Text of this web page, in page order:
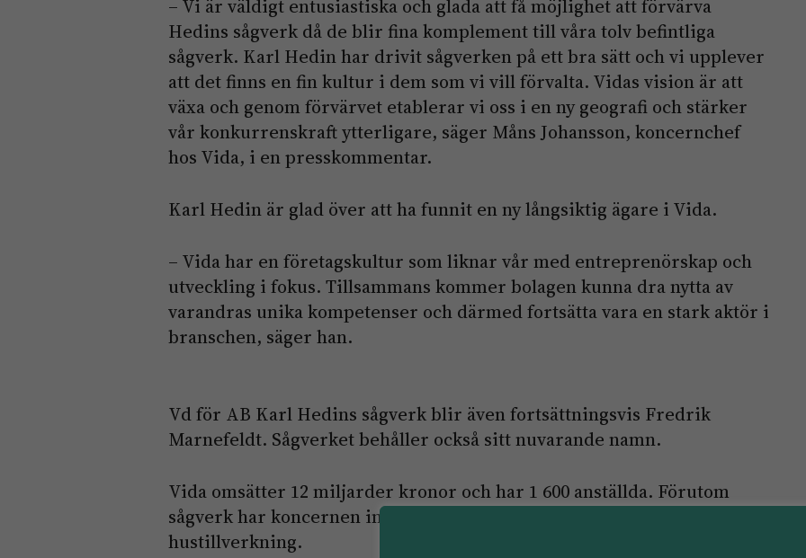
– Vi är väldigt entusiastiska och glada att få möjlighet att förvärva
Hedins sågverk då de blir fina komplement till våra tolv befintliga
sågverk. Karl Hedin har drivit sågverken på ett bra sätt och vi upplever
att det finns en fin kultur i dem som vi vill förvalta. Vidas vision är att
växa och genom förvärvet etablerar vi oss i en ny geografi och stärker
vår konkurrenskraft ytterligare, säger Måns Johansson, koncernchef
hos Vida, i en presskommentar.
Karl Hedin är glad över att ha funnit en ny långsiktig ägare i Vida.
– Vida har en företagskultur som liknar vår med entreprenörskap och
utveckling i fokus. Tillsammans kommer bolagen kunna dra nytta av
varandras unika kompetenser och därmed fortsätta vara en stark aktör i
branschen, säger han.
Vd för AB Karl Hedins sågverk blir även fortsättningsvis Fredrik
Marnefeldt. Sågverket behåller också sitt nuvarande namn.
Vida omsätter 12 miljarder kronor och har 1 600 anställda. Förutom
sågverk har koncernen industrier inom emballage, biobränsle och
hustillverkning.